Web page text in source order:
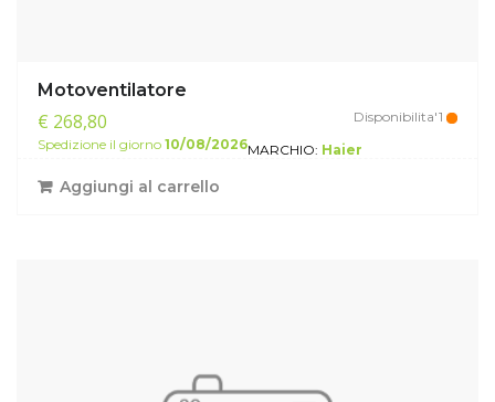
Motoventilatore
€ 268,80
Disponibilita'1
Spedizione il giorno 10/08/2026MARCHIO: Haier
Aggiungi al carrello